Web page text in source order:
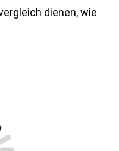
dienen, wie